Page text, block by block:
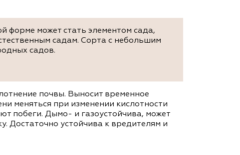
форме может стать элементом сада,
садам. Сорта с небольшим
садов.
почвы. Выносит временное
меняться при изменении кислотности
побеги. Дымо- и газоустойчива, может
Достаточно устойчива к вредителям и